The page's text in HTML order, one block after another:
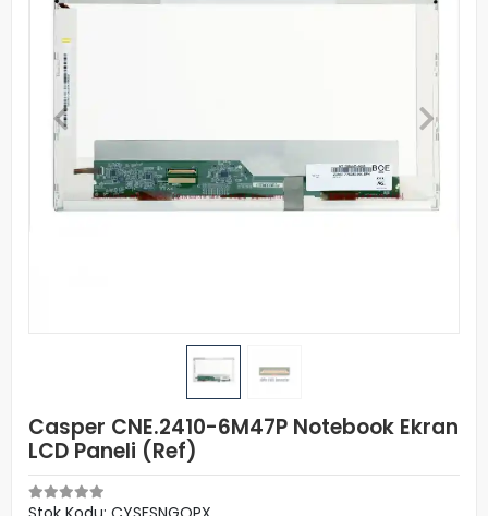
Casper CNE.2410-6M47P Notebook Ekran
LCD Paneli (Ref)